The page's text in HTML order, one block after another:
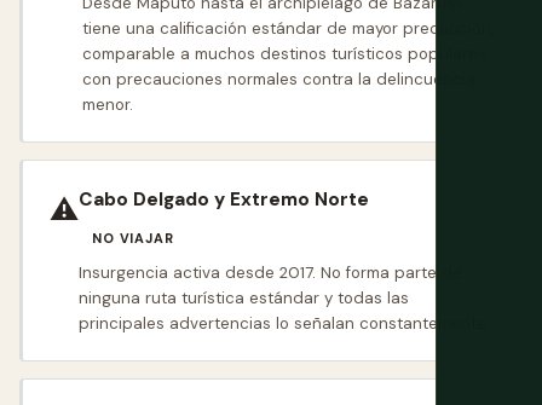
tiene una calificación estándar de mayor precaución,
comparable a muchos destinos turísticos populares,
con precauciones normales contra la delincuencia
menor.
⚠️Cabo Delgado y Extremo Norte
NO VIAJAR
Insurgencia activa desde 2017. No forma parte de
ninguna ruta turística estándar y todas las
principales advertencias lo señalan constantemente.